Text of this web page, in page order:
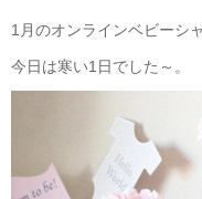
1月のオンラインベビーシ
今日は寒い1日でした～。